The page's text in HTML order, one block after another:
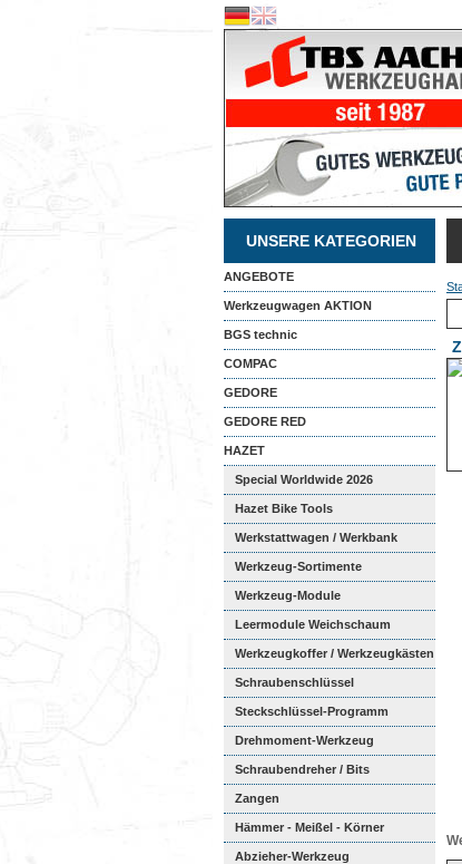
UNSERE KATEGORIEN
ANGEBOTE
Werkzeugwagen AKTION
BGS technic
COMPAC
GEDORE
GEDORE RED
HAZET
Special Worldwide 2026
Hazet Bike Tools
Werkstattwagen / Werkbank
Werkzeug-Sortimente
Werkzeug-Module
Weichschaumeinl...
Leermodule Weichschaum
Werkzeugkoffer / Werkzeugkästen
Schraubenschlüssel
Steckschlüssel-Programm
Drehmoment-Werkzeug
Schraubendreher / Bits
Zangen
Hämmer - Meißel - Körner
Abzieher-Werkzeug